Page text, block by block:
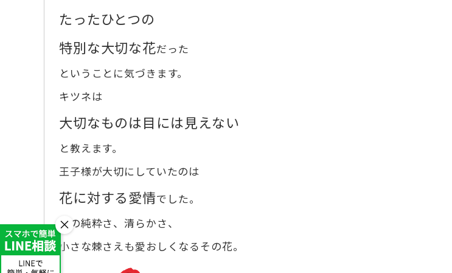
×
たったひとつの
特別な大切な花だった
ということに気づきます。
キツネは
大切なものは目には見えない
と教えます。
王子様が大切にしていたのは
花に対する愛情でした。
心の純粋さ、清らかさ、
小さな棘さえも愛おしくなるその花。